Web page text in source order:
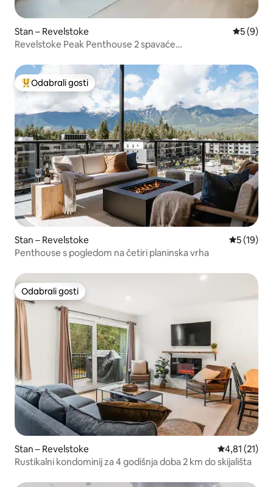
Stan – Revelstoke
5 (9)
Revelstoke Peak Penthouse 2 spavaće
Među najviše rangiranima s oznakom „Odabrali gosti”
Odabrali gosti
Stan – Revelstoke Prosječna
5 (19)
Penthouse s pogledom na četiri planinska vrha
Odabrali gosti
Odabrali gosti
Stan – Revelstoke Prosječna
4,81 (21)
Rustikalni kondominij za 4 godišnja doba 2 km do skijališta